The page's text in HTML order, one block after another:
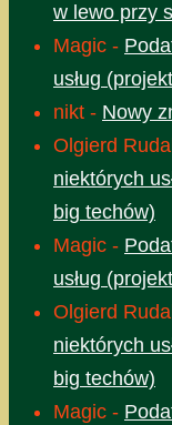
w lewo przy
Magic -
usług
nikt - Nowy
Olgierd
niektórych
big techów)
Magic -
usług
Olgierd
niektórych
big techów)
Magic -